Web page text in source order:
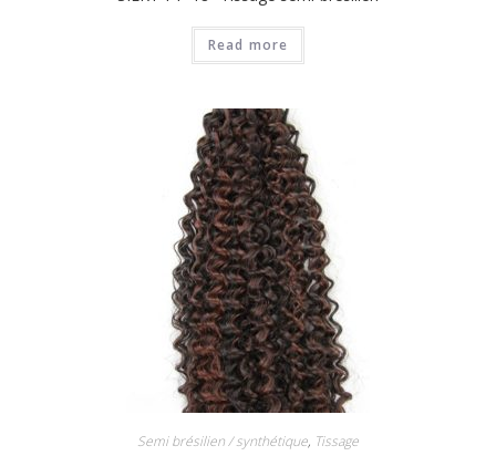
Read more
Semi brésilien / synthétique, Tissage